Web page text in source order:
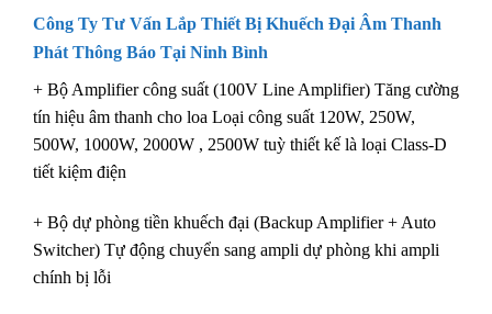
Công Ty Tư Vấn Lắp Thiết Bị Khuếch Đại Âm Thanh
Phát Thông Báo Tại Ninh Bình
+ Bộ Amplifier công suất (100V Line Amplifier) Tăng cường
tín hiệu âm thanh cho loa Loại công suất 120W, 250W,
500W, 1000W, 2000W , 2500W tuỳ thiết kế là loại Class-D
tiết kiệm điện
+ Bộ dự phòng tiền khuếch đại (Backup Amplifier + Auto
Switcher) Tự động chuyển sang ampli dự phòng khi ampli
chính bị lỗi